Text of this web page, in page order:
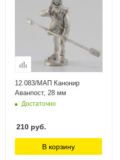
12.083/МАП Канонир
Аванпост, 28 мм
Достаточно
210 руб.
В корзину